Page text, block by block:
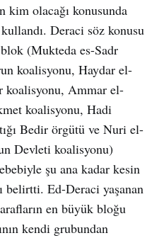
kim olacağı konusunda
Deraci söz konusu
(Mukteda es-Sadr
koalisyonu, Haydar el-
koalisyonu, Ammar el-
koalisyonu, Hadi
Bedir örgütü ve Nuri el-
Devleti koalisyonu)
şu ana kadar kesin
belirtti. Ed-Deraci yaşanan
en büyük bloğu
kendi grubundan